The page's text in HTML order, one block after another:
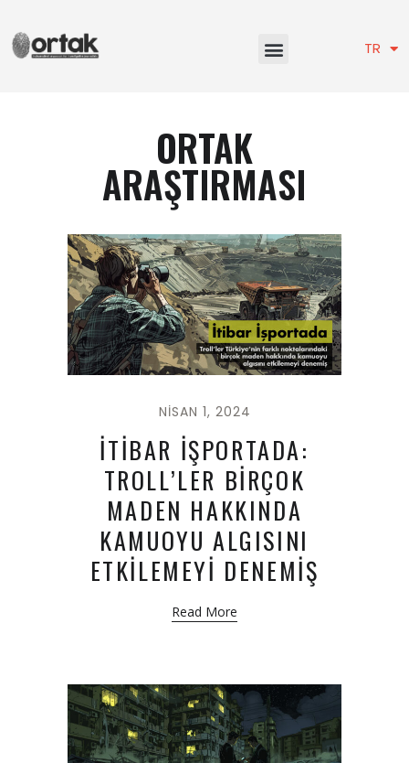
TR
EN
ORTAK
ARAŞTIRMASI
NISAN 1, 2024
İTİBAR İŞPORTADA:
TROLL’LER BİRÇOK
MADEN HAKKINDA
KAMUOYU ALGISINI
ETKİLEMEYİ DENEMİŞ
Read More